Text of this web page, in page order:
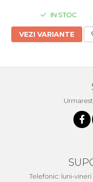
IN STOC
VEZI VARIANTE
Telefonic: luni-